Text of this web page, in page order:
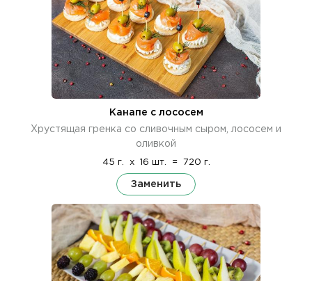
Канапе с лососем
Хрустящая гренка со сливочным сыром, лососем и
оливкой
45 г. x 16 шт. = 720 г.
Заменить